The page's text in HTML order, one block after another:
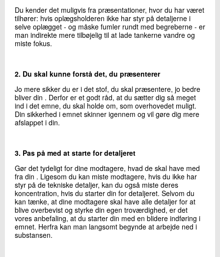
Du kender det muligvis fra præsentationer, hvor du har været
tilhører: hvis oplægsholderen ikke har styr på detaljerne i
selve oplægget - og måske fumler rundt med begreberne - er
man indirekte mere tilbøjelig til at lade tankerne vandre og
miste fokus.
2. Du skal kunne forstå det, du præsenterer
Jo mere sikker du er i det stof, du skal præsentere, jo bedre
bliver din . Derfor er et godt råd, at du sætter dig så meget
ind i det emne, du skal holde om, som overhovedet muligt.
Din sikkerhed i emnet skinner igennem og vil gøre dig mere
afslappet i din.
3. Pas på med at starte for detaljeret
Gør det tydeligt for dine modtagere, hvad de skal have med
fra din . Ligesom du kan miste modtagere, hvis du ikke har
styr på de tekniske detaljer, kan du også miste deres
koncentration, hvis du starter din for detaljeret. Selvom du
kan tænke, at dine modtagere skal have alle detaljer for at
blive overbevist og styrke din egen troværdighed, er det
vores anbefaling, at du starter din med en blidere indføring i
emnet. Herfra kan man langsomt begynde at arbejde ned i
substansen.